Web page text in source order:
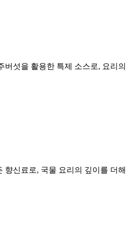
버섯을 활용한 특제 소스로, 요리의
향신료로, 국물 요리의 깊이를 더해